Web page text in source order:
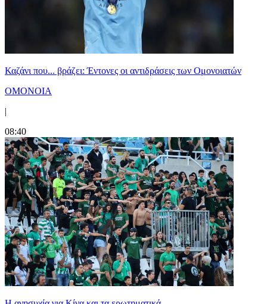
Καζάνι που... βράζει: Έντονες οι αντιδράσεις των Ομονοιατών
ΟΜΟΝΟΙΑ
|
08:40